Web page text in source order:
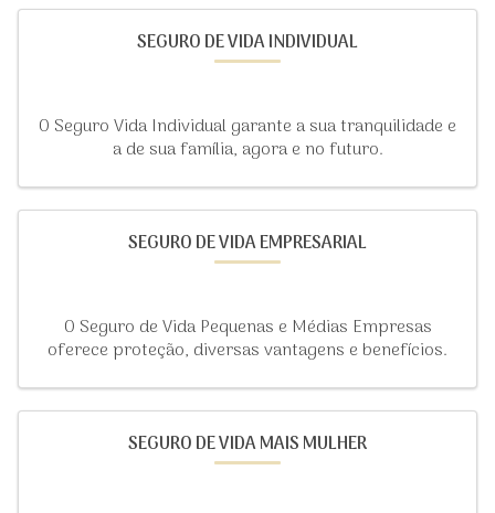
SEGURO DE VIDA INDIVIDUAL
O Seguro Vida Individual garante a sua tranquilidade e
a de sua família, agora e no futuro.
SEGURO DE VIDA EMPRESARIAL
O Seguro de Vida Pequenas e Médias Empresas
oferece proteção, diversas vantagens e benefícios.
SEGURO DE VIDA MAIS MULHER